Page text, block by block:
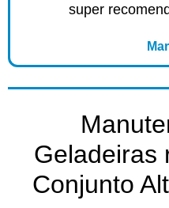
super
Geladeiras
Conjunto